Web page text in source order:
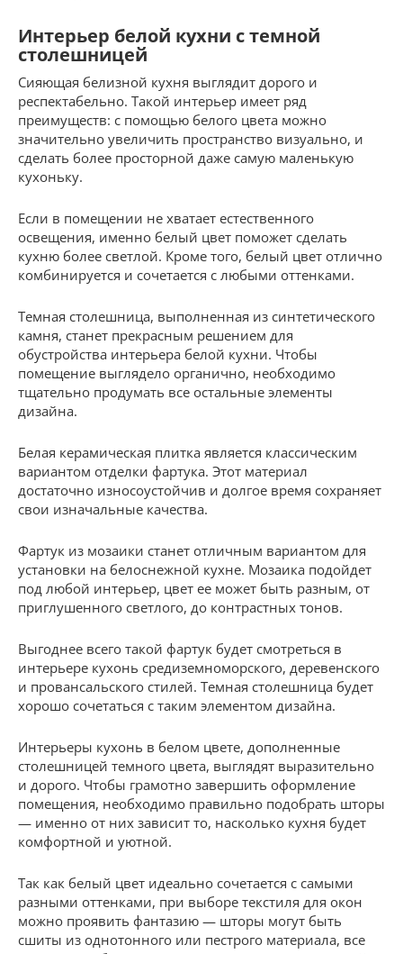
Интерьер белой кухни с темной
столешницей
Сияющая белизной кухня выглядит дорого и
респектабельно. Такой интерьер имеет ряд
преимуществ: с помощью белого цвета можно
значительно увеличить пространство визуально, и
сделать более просторной даже самую маленькую
кухоньку.
Если в помещении не хватает естественного
освещения, именно белый цвет поможет сделать
кухню более светлой. Кроме того, белый цвет отлично
комбинируется и сочетается с любыми оттенками.
Темная столешница, выполненная из синтетического
камня, станет прекрасным решением для
обустройства интерьера белой кухни. Чтобы
помещение выглядело органично, необходимо
тщательно продумать все остальные элементы
дизайна.
Белая керамическая плитка является классическим
вариантом отделки фартука. Этот материал
достаточно износоустойчив и долгое время сохраняет
свои изначальные качества.
Фартук из мозаики станет отличным вариантом для
установки на белоснежной кухне. Мозаика подойдет
под любой интерьер, цвет ее может быть разным, от
приглушенного светлого, до контрастных тонов.
Выгоднее всего такой фартук будет смотреться в
интерьере кухонь средиземноморского, деревенского
и провансальского стилей. Темная столешница будет
хорошо сочетаться с таким элементом дизайна.
Интерьеры кухонь в белом цвете, дополненные
столешницей темного цвета, выглядят выразительно
и дорого. Чтобы грамотно завершить оформление
помещения, необходимо правильно подобрать шторы
— именно от них зависит то, насколько кухня будет
комфортной и уютной.
Так как белый цвет идеально сочетается с самыми
разными оттенками, при выборе текстиля для окон
можно проявить фантазию — шторы могут быть
сшиты из однотонного или пестрого материала, все